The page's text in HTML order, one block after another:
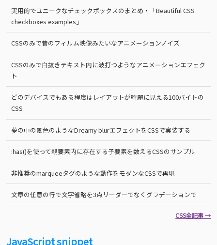
実用的でユニークなチェックボックスのまとめ・「Beautiful CSS
checkboxes examples」
CSSのみで昔のフィルム映像みたいなアニメーションノイズ
CSSのみで白抜きテキスト内に波打つようなアニメーションエフェク
ト
どのデバイスでもある程度はレイアウトが綺麗に見える100バイトの
CSS
夢の中の景色のようなDreamy blurエフェクトをCSSで実装する
:has()を使って親要素内に存在する子要素を数えるCSSのサンプル
非推奨のmarqueeタグのような動作をモダンなCSSで再現
文章の任意の行で文字省略を3点リーダーでなくグラデーションで
CSS全記事 →
JavaScript snippet